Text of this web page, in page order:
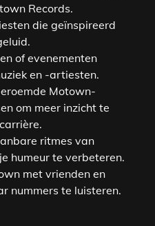
Records.
die geïnspireerd
of evenementen
en -artiesten.
Motown-
om meer inzicht te
ritmes van
humeur te verbeteren.
met vrienden en
nummers te luisteren.